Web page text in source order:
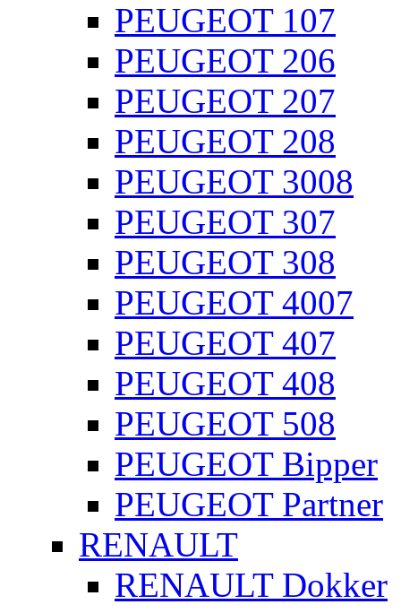
PEUGEOT 107
PEUGEOT 206
PEUGEOT 207
PEUGEOT 208
PEUGEOT 3008
PEUGEOT 307
PEUGEOT 308
PEUGEOT 4007
PEUGEOT 407
PEUGEOT 408
PEUGEOT 508
PEUGEOT Bipper
PEUGEOT Partner
RENAULT
RENAULT Dokker